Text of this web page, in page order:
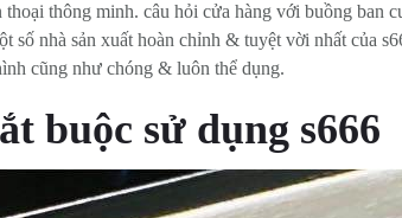
thông minh. câu hỏi cửa hàng với buồng ban
nhà sản xuất hoàn chỉnh & tuyệt vời nhất của
cũng như chóng & luôn thể dụng.
buộc sử dụng s666